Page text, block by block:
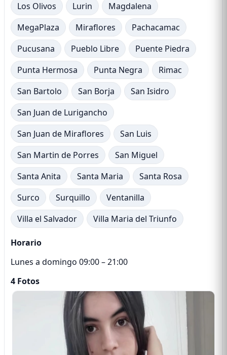
Los Olivos
Lurin
Magdalena
MegaPlaza
Miraflores
Pachacamac
Pucusana
Pueblo Libre
Puente Piedra
Punta Hermosa
Punta Negra
Rimac
San Bartolo
San Borja
San Isidro
San Juan de Lurigancho
San Juan de Miraflores
San Luis
San Martin de Porres
San Miguel
Santa Anita
Santa Maria
Santa Rosa
Surco
Surquillo
Ventanilla
Villa el Salvador
Villa Maria del Triunfo
Horario
Lunes a domingo 09:00 – 21:00
4 Fotos